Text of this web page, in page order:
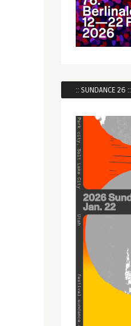
:: SUNDANCE 26 ::